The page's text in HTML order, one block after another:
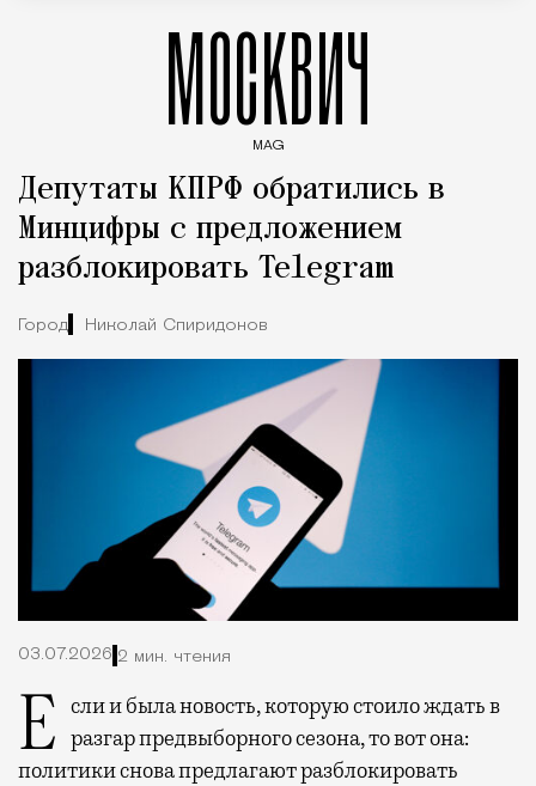
МОСКВИЧ
MAG
Депутаты КПРФ обратились в
Минцифры с предложением
разблокировать Telegram
Город Николай Спиридонов
03.07.2026 2 мин. чтения
Если и была новость, которую стоило ждать в разгар предвыборного сезона, то вот она:
политики снова предлагают разблокировать